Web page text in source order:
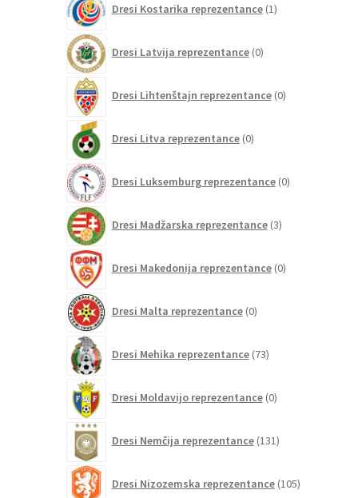
Dresi Kostarika reprezentance 1izdelek
Dresi Latvija reprezentance 0izdelkov
Dresi Lihtenštajn reprezentance 0izdelkov
Dresi Litva reprezentance 0izdelkov
Dresi Luksemburg reprezentance 0izdelkov
Dresi Madžarska reprezentance 3izdelki
Dresi Makedonija reprezentance 0izdelkov
Dresi Malta reprezentance 0izdelkov
Dresi Mehika reprezentance 73izdelkov
Dresi Moldavijo reprezentance 0izdelkov
Dresi Nemčija reprezentance 131izdelkov
Dresi Nizozemska reprezentance 105izdelkov